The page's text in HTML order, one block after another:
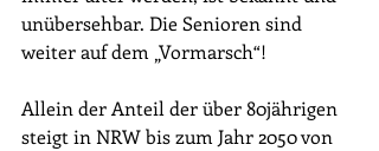
unübersehbar. Die Senioren sind
weiter auf dem „Vormarsch“!
Allein der Anteil der über 80jährigen
steigt in NRW bis zum Jahr 2050 von